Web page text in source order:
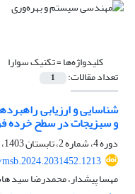
کلیدواژه‌ها =تکنیک سوارا
تعداد مقالات: 1
شناسایی و ارزیابی
و سبزیجات در سطح خرده
دوره 4، شماره 2، تابستان 1403، صفحه
مهسا پیشدار، محمدرضا سید